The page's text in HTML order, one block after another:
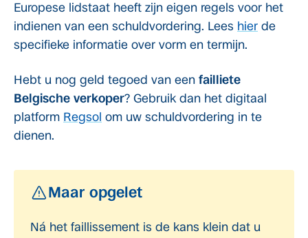
Europese lidstaat heeft zijn eigen regels voor het
indienen van een schuldvordering. Lees hier de
specifieke informatie over vorm en termijn.
Hebt u nog geld tegoed van een failliete
Belgische verkoper? Gebruik dan het digitaal
platform Regsol om uw schuldvordering in te
dienen.
Maar opgelet
Ná het faillissement is de kans klein dat u